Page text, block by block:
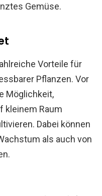
Gemüse.
Vorteile für
Pflanzen. Vor
Möglichkeit,
kleinem Raum
Dabei können
als auch von